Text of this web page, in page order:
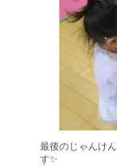
最後のじゃんけ
す✨